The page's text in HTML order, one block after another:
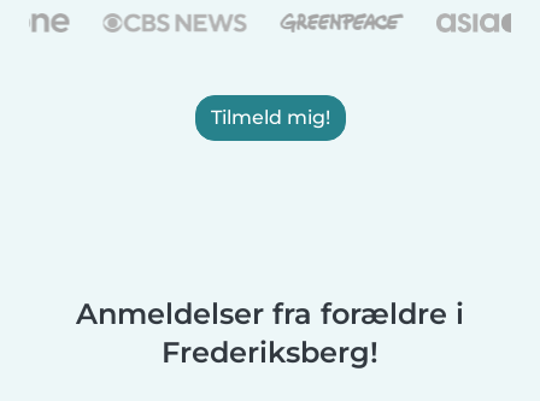
Tilmeld mig!
Anmeldelser fra forældre i
Frederiksberg!